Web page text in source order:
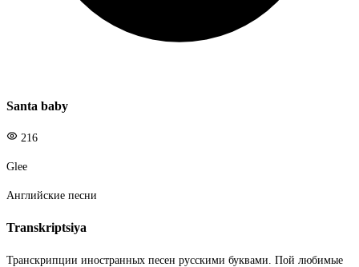
Santa baby
216
Glee
Английские песни
Transkriptsiya
Транскрипции иностранных песен русскими буквами. Пой любимые